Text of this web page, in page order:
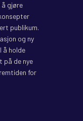
gjøre
publikum.
og ny
å holde
på de nye
for